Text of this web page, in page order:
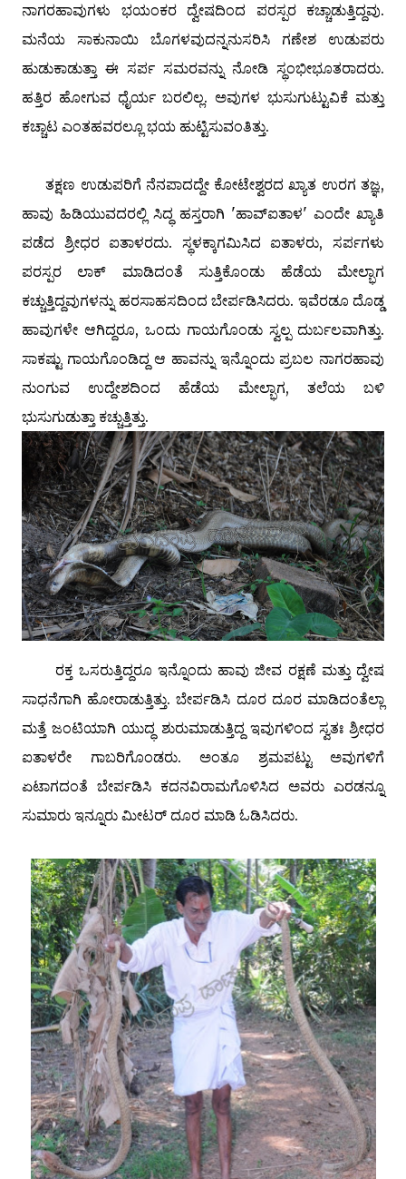
ನಾಗರಹಾವುಗಳು ಭಯಂಕರ ದ್ವೇಷದಿಂದ ಪರಸ್ಪರ ಕಚ್ಚಾಡುತ್ತಿದ್ದವು.
ಮನೆಯ ಸಾಕುನಾಯಿ ಬೊಗಳವುದನ್ನನುಸರಿಸಿ ಗಣೇಶ ಉಡುಪರು
ಹುಡುಕಾಡುತ್ತಾ ಈ ಸರ್ಪ ಸಮರವನ್ನು ನೋಡಿ ಸ್ಥಂಭೀಭೂತರಾದರು.
ಹತ್ತಿರ ಹೋಗುವ ಧೈರ್ಯ ಬರಲಿಲ್ಲ. ಅವುಗಳ ಭುಸುಗುಟ್ಟುವಿಕೆ ಮತ್ತು
ಕಚ್ಚಾಟ ಎಂತಹವರಲ್ಲೂ ಭಯ ಹುಟ್ಟಿಸುವಂತಿತ್ತು.
ತಕ್ಷಣ ಉಡುಪರಿಗೆ ನೆನಪಾದದ್ದೇ ಕೋಟೇಶ್ವರದ ಖ್ಯಾತ ಉರಗ ತಜ್ಞ,
ಹಾವು ಹಿಡಿಯುವದರಲ್ಲಿ ಸಿದ್ಧ ಹಸ್ತರಾಗಿ 'ಹಾವ್ಐತಾಳ' ಎಂದೇ ಖ್ಯಾತಿ
ಪಡೆದ ಶ್ರೀಧರ ಐತಾಳರದು. ಸ್ಥಳಕ್ಕಾಗಮಿಸಿದ ಐತಾಳರು, ಸರ್ಪಗಳು
ಪರಸ್ಪರ ಲಾಕ್ ಮಾಡಿದಂತೆ ಸುತ್ತಿಕೊಂಡು ಹೆಡೆಯ ಮೇಲ್ಭಾಗ
ಕಚ್ಚುತ್ತಿದ್ದವುಗಳನ್ನು ಹರಸಾಹಸದಿಂದ ಬೇರ್ಪಡಿಸಿದರು. ಇವೆರಡೂ ದೊಡ್ಡ
ಹಾವುಗಳೇ ಆಗಿದ್ದರೂ, ಒಂದು ಗಾಯಗೊಂಡು ಸ್ವಲ್ಪ ದುರ್ಬಲವಾಗಿತ್ತು.
ಸಾಕಷ್ಟು ಗಾಯಗೊಂಡಿದ್ದ ಆ ಹಾವನ್ನು ಇನ್ನೊಂದು ಪ್ರಬಲ ನಾಗರಹಾವು
ನುಂಗುವ ಉದ್ದೇಶದಿಂದ ಹೆಡೆಯ ಮೇಲ್ಭಾಗ, ತಲೆಯ ಬಳಿ
ಭುಸುಗುಡುತ್ತಾ ಕಚ್ಚುತ್ತಿತ್ತು.
ರಕ್ತ ಒಸರುತ್ತಿದ್ದರೂ ಇನ್ನೊಂದು ಹಾವು ಜೀವ ರಕ್ಷಣೆ ಮತ್ತು ದ್ವೇಷ
ಸಾಧನೆಗಾಗಿ ಹೋರಾಡುತ್ತಿತ್ತು. ಬೇರ್ಪಡಿಸಿ ದೂರ ದೂರ ಮಾಡಿದಂತೆಲ್ಲಾ
ಮತ್ತೆ ಜಂಟಿಯಾಗಿ ಯುದ್ಧ ಶುರುಮಾಡುತ್ತಿದ್ದ ಇವುಗಳಿಂದ ಸ್ವತಃ ಶ್ರೀಧರ
ಐತಾಳರೇ ಗಾಬರಿಗೊಂಡರು. ಅಂತೂ ಶ್ರಮಪಟ್ಟು ಅವುಗಳಿಗೆ
ಏಟಾಗದಂತೆ ಬೇರ್ಪಡಿಸಿ ಕದನವಿರಾಮಗೊಳಿಸಿದ ಅವರು ಎರಡನ್ನೂ
ಸುಮಾರು ಇನ್ನೂರು ಮೀಟರ್ ದೂರ ಮಾಡಿ ಓಡಿಸಿದರು.